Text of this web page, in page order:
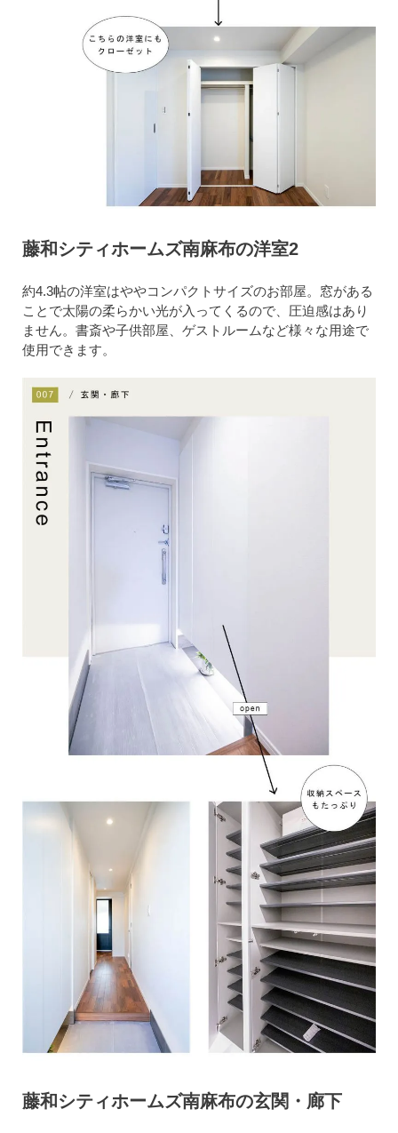
藤和シティホームズ南麻布の洋室2
約4.3帖の洋室はややコンパクトサイズのお部屋。窓がある
ことで太陽の柔らかい光が入ってくるので、圧迫感はあり
ません。書斎や子供部屋、ゲストルームなど様々な用途で
使用できます。
藤和シティホームズ南麻布の玄関・廊下